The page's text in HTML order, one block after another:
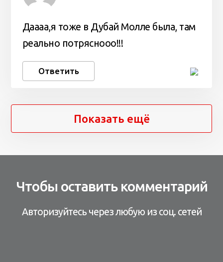
Даааа,я тоже в Дубай Молле была, там
реально потряснооо!!!
Ответить
Показать ещё
Чтобы оставить комментарий
Авторизуйтесь через любую из соц. сетей